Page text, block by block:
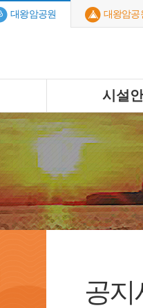
대왕암공원 대왕암공
시설
공지